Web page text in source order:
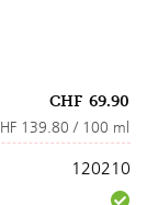
CHF 69.90
139.80 / 100 ml
120210